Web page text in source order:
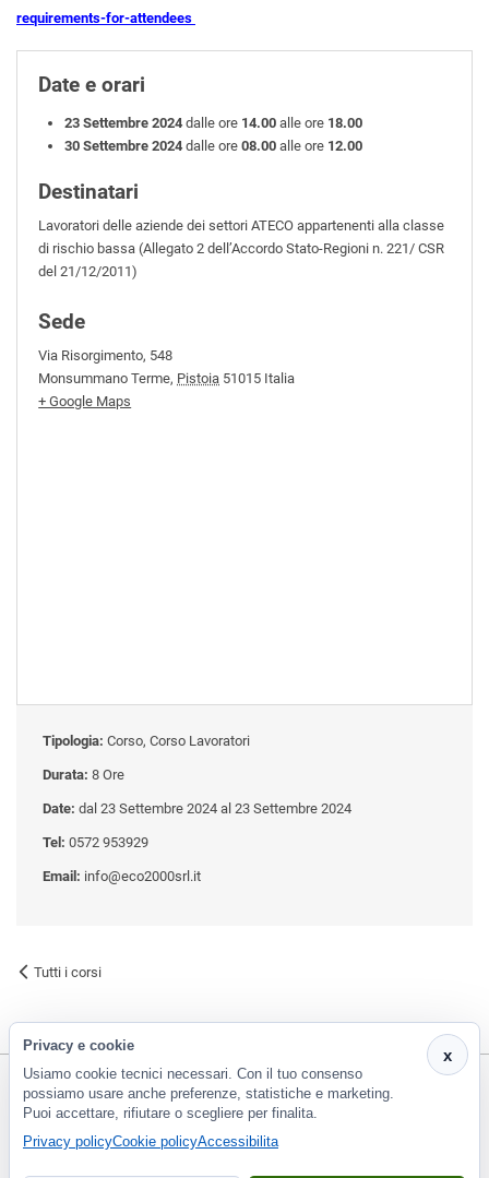
requirements-for-attendees
Date e orari
23 Settembre 2024 dalle ore 14.00 alle ore 18.00
30 Settembre 2024 dalle ore 08.00 alle ore 12.00
Destinatari
Lavoratori delle aziende dei settori ATECO appartenenti alla classe
di rischio bassa (Allegato 2 dell’Accordo Stato-Regioni n. 221/ CSR
del 21/12/2011)
Sede
Via Risorgimento, 548
Monsummano Terme, Pistoia 51015 Italia
+ Google Maps
Tipologia: Corso, Corso Lavoratori
Durata: 8 Ore
Date: dal 23 Settembre 2024 al 23 Settembre 2024
Tel: 0572 953929
Email: info@eco2000srl.it
Tutti i corsi
CF e P.Iva 01266420478 - REA: PT-188663 | Via Risorgimento, 548 - Monsummano Terme (PT) | 0572
953929
x
Privacy e cookie
Usiamo cookie tecnici necessari. Con il tuo consenso
possiamo usare anche preferenze, statistiche e marketing.
Puoi accettare, rifiutare o scegliere per finalita.
Privacy policyCookie policyAccessibilita